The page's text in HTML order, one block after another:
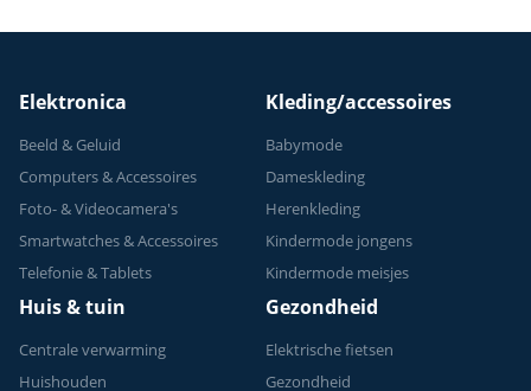
Elektronica
Beeld & Geluid
Computers & Accessoires
Foto- & Videocamera's
Smartwatches & Accessoires
Telefonie & Tablets
Kleding/accessoires
Babymode
Dameskleding
Herenkleding
Kindermode jongens
Kindermode meisjes
Huis & tuin
Centrale verwarming
Huishouden
Gezondheid
Elektrische fietsen
Gezondheid